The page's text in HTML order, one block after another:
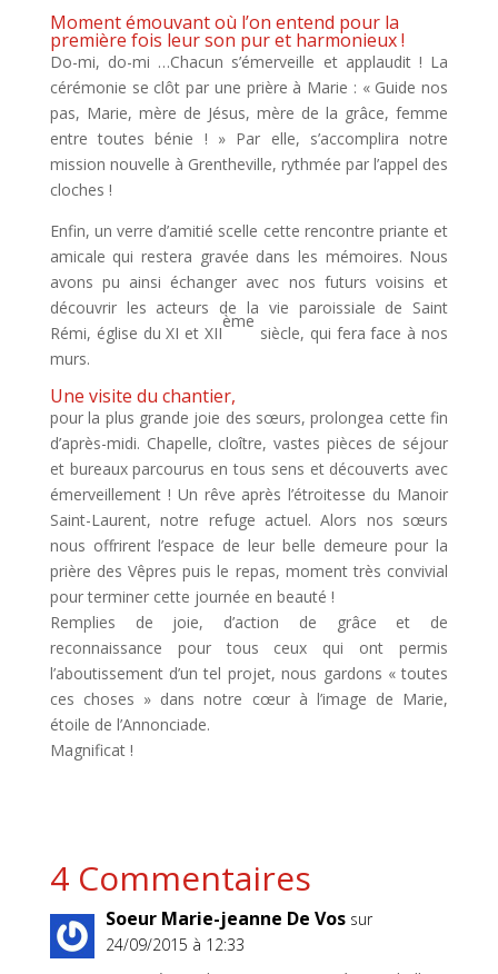
Moment émouvant où l’on entend pour la
première fois leur son pur et harmonieux !
Do-mi, do-mi …Chacun s’émerveille et applaudit ! La
cérémonie se clôt par une prière à Marie : « Guide nos
pas, Marie, mère de Jésus, mère de la grâce, femme
entre toutes bénie ! » Par elle, s’accomplira notre
mission nouvelle à Grentheville, rythmée par l’appel des
cloches !
Enfin, un verre d’amitié scelle cette rencontre priante et
amicale qui restera gravée dans les mémoires. Nous
avons pu ainsi échanger avec nos futurs voisins et
découvrir les acteurs de la vie paroissiale de Saint
Rémi, église du XI et XII
ème
siècle, qui fera face à nos
murs.
Une visite du chantier,
pour la plus grande joie des sœurs, prolongea cette fin
d’après-midi. Chapelle, cloître, vastes pièces de séjour
et bureaux parcourus en tous sens et découverts avec
émerveillement ! Un rêve après l’étroitesse du Manoir
Saint-Laurent, notre refuge actuel. Alors nos sœurs
nous offrirent l’espace de leur belle demeure pour la
prière des Vêpres puis le repas, moment très convivial
pour terminer cette journée en beauté !
Remplies de joie, d’action de grâce et de
reconnaissance pour tous ceux qui ont permis
l’aboutissement d’un tel projet, nous gardons « toutes
ces choses » dans notre cœur à l’image de Marie,
étoile de l’Annonciade.
Magnificat !
4 Commentaires
Soeur Marie-jeanne De Vos sur
24/09/2015 à 12:33